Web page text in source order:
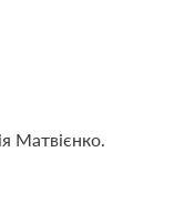
Матвієнко.